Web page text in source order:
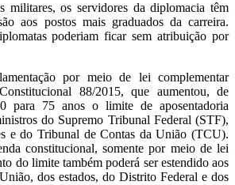
militares, os servidores da diplomacia têm
aos postos mais graduados da carreira.
poderiam ficar sem atribuição por
por meio de lei complementar
88/2015, que aumentou, de
para 75 anos o limite de aposentadoria
do Supremo Tribunal Federal (STF),
e do Tribunal de Contas da União (TCU).
constitucional, somente por meio de lei
do limite também poderá ser estendido aos
dos estados, do Distrito Federal e dos